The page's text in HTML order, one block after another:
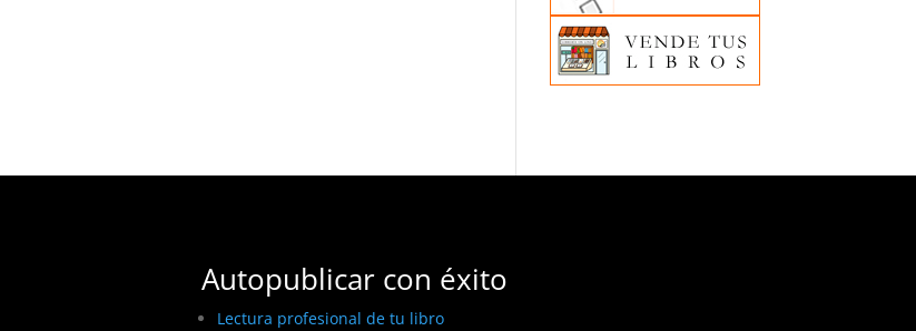
Autopublicar con éxito
Lectura profesional de tu libro